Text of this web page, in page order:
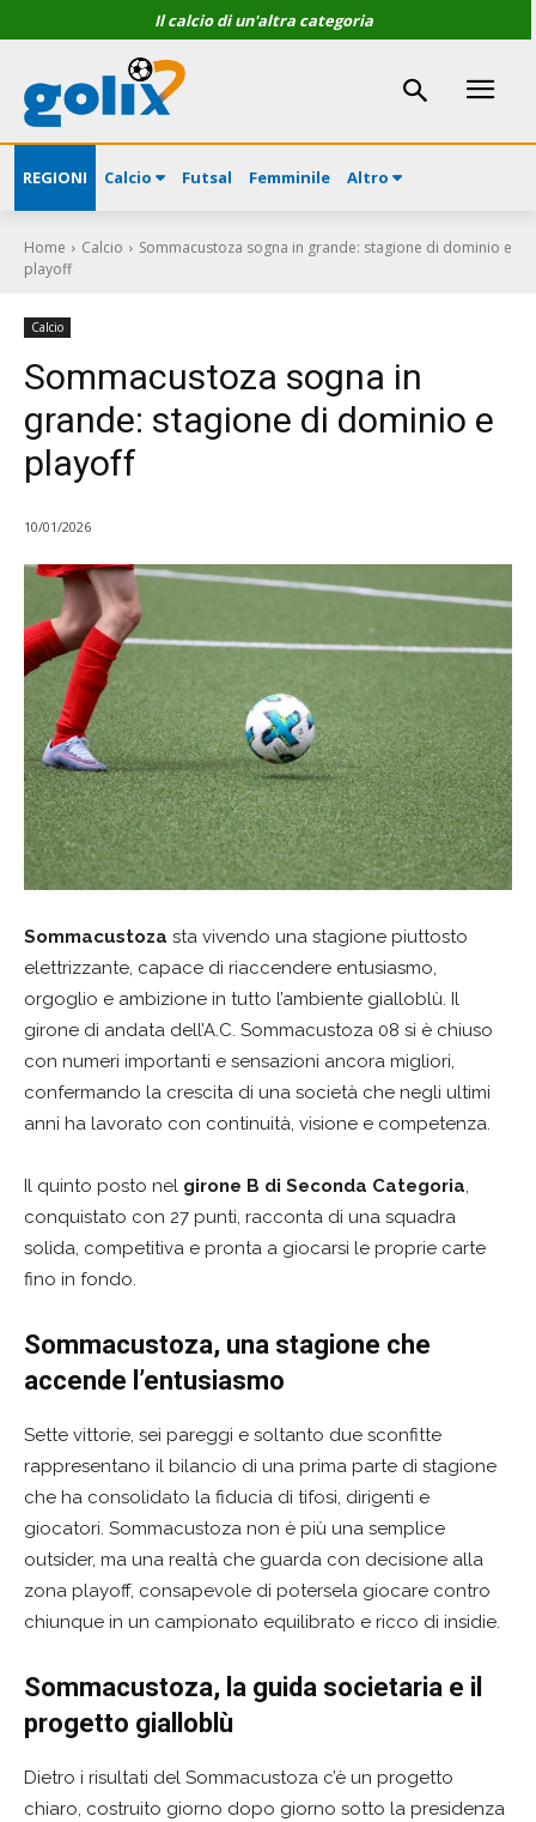
Il calcio di un'altra categoria
REGIONI Calcio Futsal Femminile Altro
Home Calcio
Sommacustoza sogna in grande: stagione di dominio e
playoff
Calcio
Sommacustoza sogna in
grande: stagione di dominio e
playoff
10/01/2026
Sommacustoza sta vivendo una stagione piuttosto
elettrizzante, capace di riaccendere entusiasmo,
orgoglio e ambizione in tutto l’ambiente gialloblù. Il
girone di andata dell’A.C. Sommacustoza 08 si è chiuso
con numeri importanti e sensazioni ancora migliori,
confermando la crescita di una società che negli ultimi
anni ha lavorato con continuità, visione e competenza.
Il quinto posto nel girone B di Seconda Categoria,
conquistato con 27 punti, racconta di una squadra
solida, competitiva e pronta a giocarsi le proprie carte
fino in fondo.
Sommacustoza, una stagione che
accende l’entusiasmo
Sette vittorie, sei pareggi e soltanto due sconfitte
rappresentano il bilancio di una prima parte di stagione
che ha consolidato la fiducia di tifosi, dirigenti e
giocatori. Sommacustoza non è più una semplice
outsider, ma una realtà che guarda con decisione alla
zona playoff, consapevole di potersela giocare contro
chiunque in un campionato equilibrato e ricco di insidie.
Sommacustoza, la guida societaria e il
progetto gialloblù
Dietro i risultati del Sommacustoza c’è un progetto
chiaro, costruito giorno dopo giorno sotto la presidenza